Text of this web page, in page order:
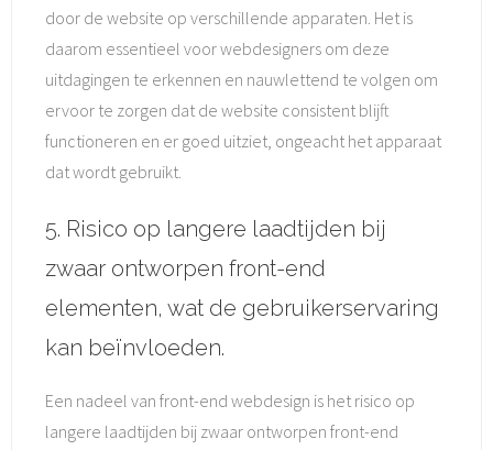
door de website op verschillende apparaten. Het is
daarom essentieel voor webdesigners om deze
uitdagingen te erkennen en nauwlettend te volgen om
ervoor te zorgen dat de website consistent blijft
functioneren en er goed uitziet, ongeacht het apparaat
dat wordt gebruikt.
5. Risico op langere laadtijden bij
zwaar ontworpen front-end
elementen, wat de gebruikerservaring
kan beïnvloeden.
Een nadeel van front-end webdesign is het risico op
langere laadtijden bij zwaar ontworpen front-end